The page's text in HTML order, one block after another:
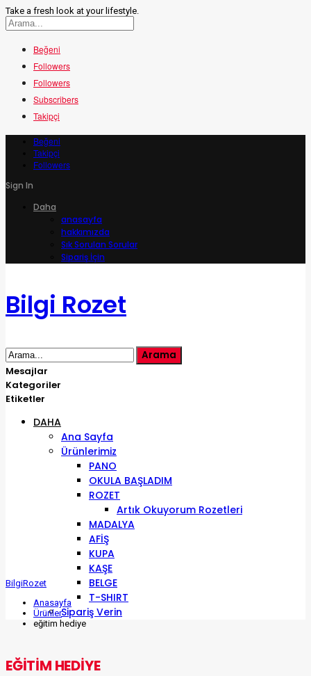
Take a fresh look at your lifestyle.
Beğeni
Followers
Followers
Subscribers
Takipçi
Beğeni
Takipçi
Followers
Sign In
Daha
anasayfa
hakkımızda
Sık Sorulan Sorular
Sipariş İçin
Bilgi Rozet
Mesajlar
Kategoriler
Etiketler
DAHA
Ana Sayfa
Ürünlerimiz
PANO
OKULA BAŞLADIM
ROZET
Artık Okuyorum Rozetleri
MADALYA
AFİŞ
KUPA
KAŞE
BELGE
T-SHIRT
Sipariş Verin
BilgiRozet
Anasayfa
Ürünler
eğitim hediye
EĞITIM HEDIYE